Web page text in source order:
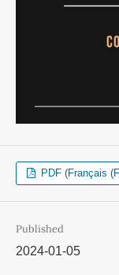
PDF (Français
Published
2024-01-05